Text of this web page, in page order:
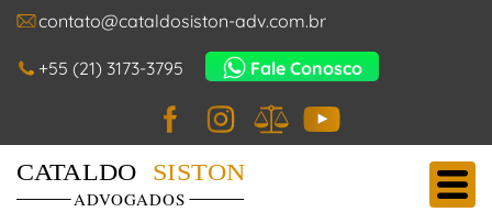
contato@cataldosiston-adv.com.br
+55 (21) 3173-3795 Fale Conosco
Facebook
Instagram
JusBrasil
YouTube
Main Navigation
Cataldo Siston Advogados